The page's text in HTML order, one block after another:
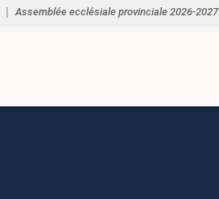
Assemblée ecclésiale provinciale 2026-2027